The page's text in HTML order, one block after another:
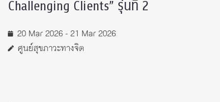
Challenging Clients” รุ่นที่ 2
20 Mar 2026 - 21 Mar 2026
ศูนย์สุขภาวะทางจิต